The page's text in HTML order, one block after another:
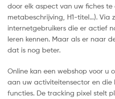
door elk aspect van uw fiches te
metabeschrijving, H1-titel…). Via
internetgebruikers die er actief
leren kennen. Maar als er naar
dat is nog beter.
Online kan een webshop voor u
aan uw activiteitensector en die
functies. De tracking pixel stelt